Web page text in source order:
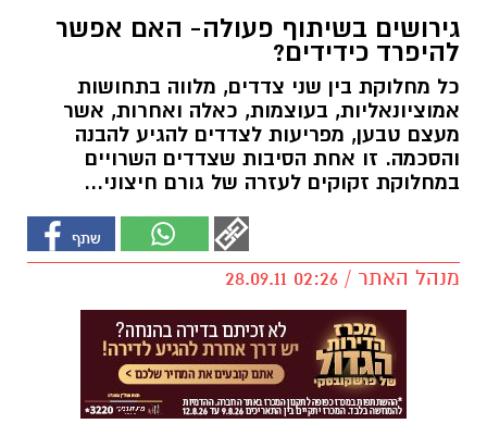
גירושים בשיתוף פעולה- האם אפשר
להיפרד כידידים?
כל מחלוקת בין שני צדדים, מלווה בתחושות
אמוציונאליות, בעוצמות, כאלה ואחרות, אשר
מעצם טבען, מפריעות לצדדים להגיע להבנה
והסכמה. זו אחת הסיבות שצדדים השרויים
במחלוקת זקוקים לעזרה של גורם חיצוני...
מנהל האתר / 02:26 28.09.11